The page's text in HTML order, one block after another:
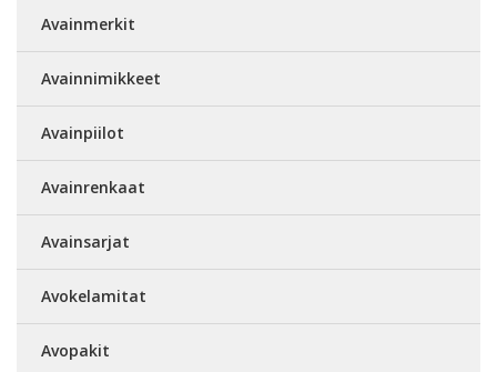
Avainmerkit
Avainnimikkeet
Avainpiilot
Avainrenkaat
Avainsarjat
Avokelamitat
Avopakit